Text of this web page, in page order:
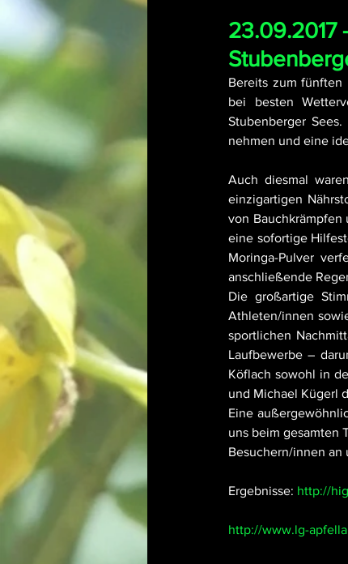
23.09.2017
Bereits zum fünften
bei besten
Stubenberger
nehmen und eine
Auch diesmal
einzigartigen
von Bauchkrämpfen
eine sofortige
Moringa-Pulver
anschließende
Die großartige
Athleten/innen
sportlichen
Laufbewerbe –
Köflach sowohl in
und Michael Kügerl
Eine
uns beim gesamten
Besuchern/innen an
Ergebnisse: http://
http://www.lg-